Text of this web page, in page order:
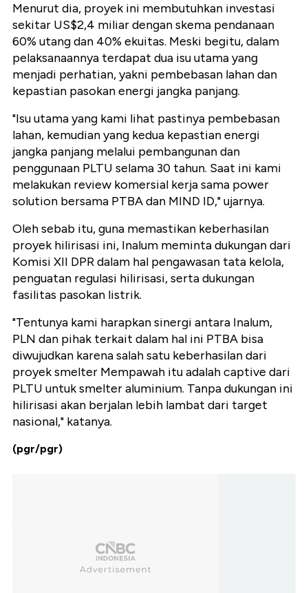
Menurut dia, proyek ini membutuhkan investasi
sekitar US$2,4 miliar dengan skema pendanaan
60% utang dan 40% ekuitas. Meski begitu, dalam
pelaksanaannya terdapat dua isu utama yang
menjadi perhatian, yakni pembebasan lahan dan
kepastian pasokan energi jangka panjang.
"Isu utama yang kami lihat pastinya pembebasan
lahan, kemudian yang kedua kepastian energi
jangka panjang melalui pembangunan dan
penggunaan PLTU selama 30 tahun. Saat ini kami
melakukan review komersial kerja sama power
solution bersama PTBA dan MIND ID," ujarnya.
Oleh sebab itu, guna memastikan keberhasilan
proyek hilirisasi ini, Inalum meminta dukungan dari
Komisi XII DPR dalam hal pengawasan tata kelola,
penguatan regulasi hilirisasi, serta dukungan
fasilitas pasokan listrik.
"Tentunya kami harapkan sinergi antara Inalum,
PLN dan pihak terkait dalam hal ini PTBA bisa
diwujudkan karena salah satu keberhasilan dari
proyek smelter Mempawah itu adalah captive dari
PLTU untuk smelter aluminium. Tanpa dukungan ini
hilirisasi akan berjalan lebih lambat dari target
nasional," katanya.
(pgr/pgr)